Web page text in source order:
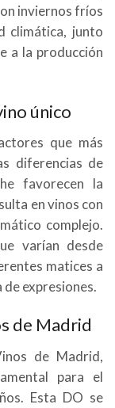
inviernos fríos
climática, junto
a la producción
único
que más
diferencias de
favorecen la
en vinos con
complejo.
varían desde
matices a
expresiones.
de Madrid
de Madrid,
para el
Esta DO se